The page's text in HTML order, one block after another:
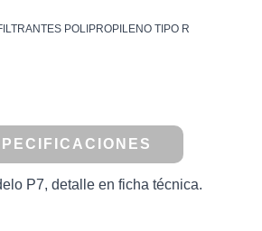
POLIPROPILENO TIPO R
P7, detalle en ficha técnica.